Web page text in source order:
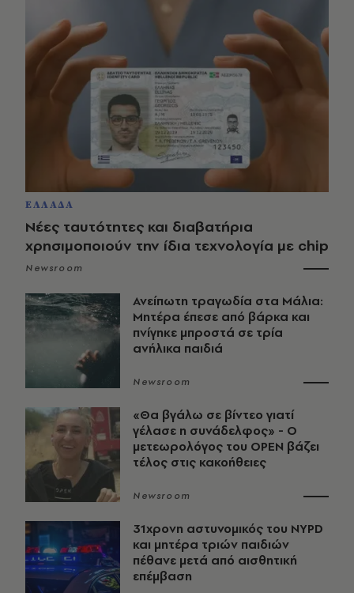
ΕΛΛΑΔΑ
Νέες ταυτότητες και διαβατήρια
χρησιμοποιούν την ίδια τεχνολογία με chip
Newsroom
Ανείπωτη τραγωδία στα Μάλια:
Μητέρα έπεσε από βάρκα και
πνίγηκε μπροστά σε τρία
ανήλικα παιδιά
Newsroom
«Θα βγάλω σε βίντεο γιατί
γέλασε η συνάδελφος» - Ο
μετεωρολόγος του OPEN βάζει
τέλος στις κακοήθειες
Newsroom
31χρονη αστυνομικός του NYPD
και μητέρα τριών παιδιών
πέθανε μετά από αισθητική
επέμβαση